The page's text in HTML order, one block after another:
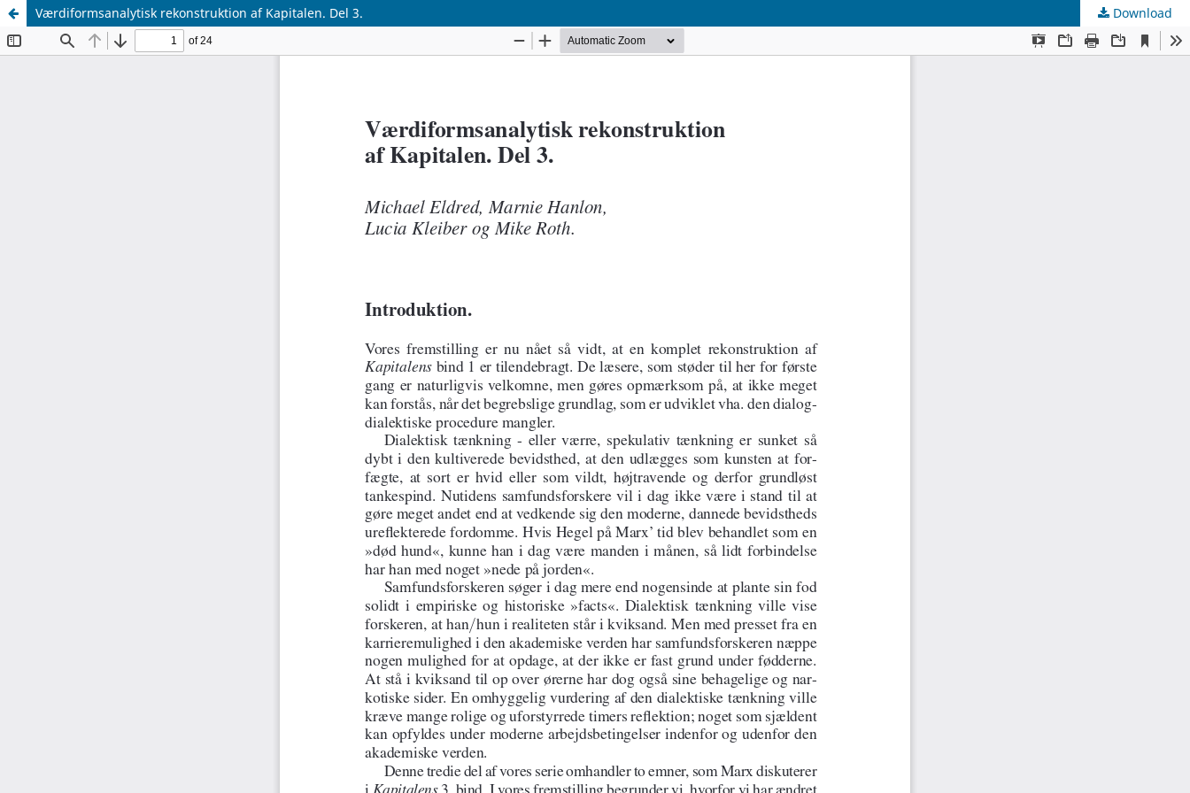
Værdiformsanalytisk rekonstruktion af Kapitalen. Del 3. Download